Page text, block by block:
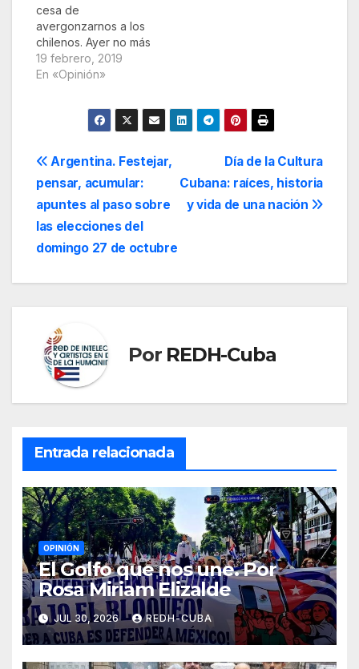
cesa de
avergonzarnos a los
chilenos. Ayer no más
fue su gesto rastrero
en la Casa Blanca al
bandera de Chile
camuflada en la de
nuestro emblema
patrio no suscitó la
condena que merecía.
La maquinaria
mediática…
19 febrero, 2019
En «Opinión»
Navegación
de
entradas
Día de la Cultura
Cubana: raíces, historia
y vida de una nación
Argentina. Festejar,
pensar, acumular:
apuntes al paso sobre
las elecciones del
domingo 27 de octubre
Por REDH-Cuba
Entrada relacionada
OPINIÓN
El Golfo que nos une. Por
Rosa Miriam Elizalde
JUL 30, 2026 REDH-CUBA